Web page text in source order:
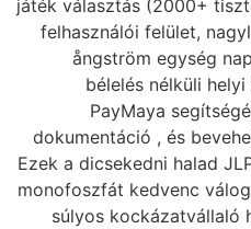
játék választás (2000+
felhasználói felület,
ångström egység
bélelés nélküli
PayMaya
dokumentáció , és
Ezek a dicsekedni halad
monofoszfát kedvenc
súlyos kockázatvállaló